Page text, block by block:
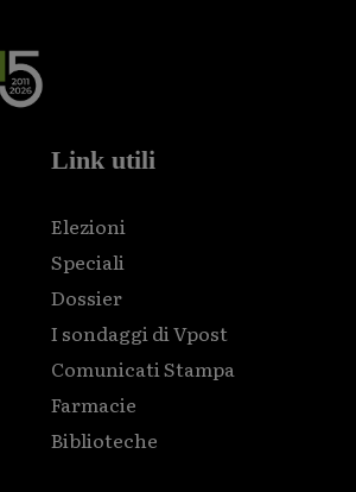
Link utili
Elezioni
Speciali
Dossier
I sondaggi di Vpost
Comunicati Stampa
Farmacie
Biblioteche